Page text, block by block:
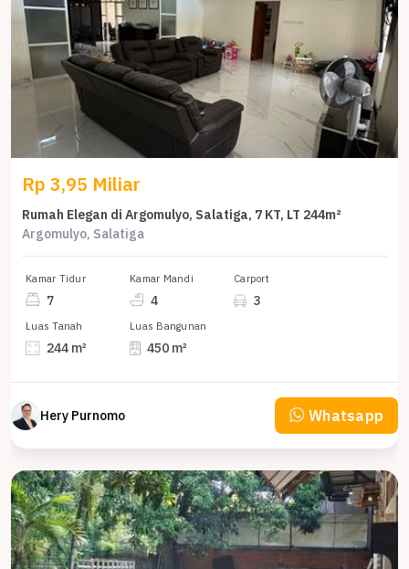
Rp 3,95 Miliar
Rumah Elegan di Argomulyo, Salatiga, 7 KT, LT 244m²
Argomulyo, Salatiga
Kamar Tidur
7
Kamar Mandi
4
Carport
3
Luas Tanah
244 m²
Luas Bangunan
450 m²
Hery Purnomo Whatsapp